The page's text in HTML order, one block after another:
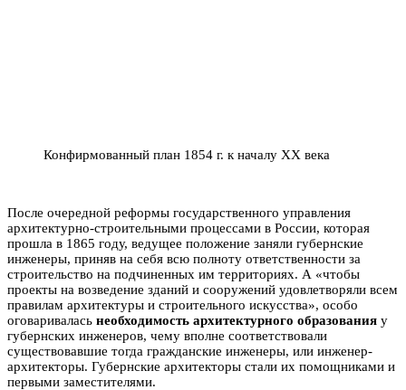
Конфирмованный план 1854 г. к началу ХХ века
После очередной реформы государственного управления
архитектурно-строительными процессами в России, которая
прошла в 1865 году, ведущее положение заняли губернские
инженеры, приняв на себя всю полноту ответственности за
строительство на подчиненных им территориях. А «чтобы
проекты на возведение зданий и сооружений удовлетворяли всем
правилам архитектуры и строительного искусства», особо
оговаривалась необходимость архитектурного образования у
губернских инженеров, чему вполне соответствовали
существовавшие тогда гражданские инженеры, или инженер-
архитекторы. Губернские архитекторы стали их помощниками и
первыми заместителями.